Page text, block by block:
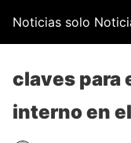
Noticias solo
claves para
interno en